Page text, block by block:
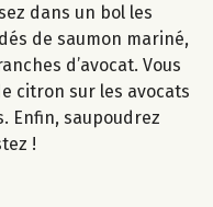
dans un bol les
de saumon mariné,
d’avocat. Vous
citron sur les avocats
Enfin, saupoudrez
!